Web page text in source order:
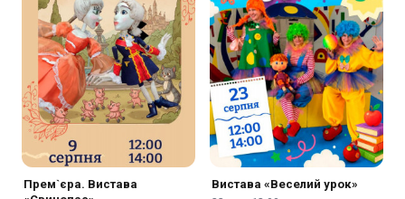
Прем`єра. Вистава
Вистава «Веселий урок»